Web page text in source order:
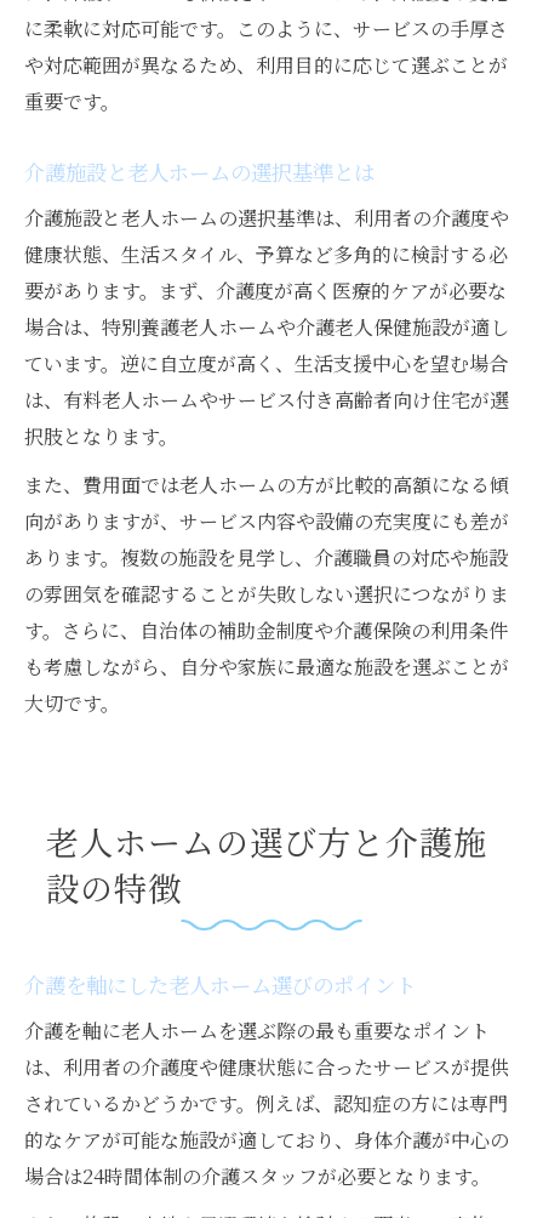
に柔軟に対応可能です。このように、サービスの手厚さ
や対応範囲が異なるため、利用目的に応じて選ぶことが
重要です。
介護施設と老人ホームの選択基準とは
介護施設と老人ホームの選択基準は、利用者の介護度や
健康状態、生活スタイル、予算など多角的に検討する必
要があります。まず、介護度が高く医療的ケアが必要な
場合は、特別養護老人ホームや介護老人保健施設が適し
ています。逆に自立度が高く、生活支援中心を望む場合
は、有料老人ホームやサービス付き高齢者向け住宅が選
択肢となります。
また、費用面では老人ホームの方が比較的高額になる傾
向がありますが、サービス内容や設備の充実度にも差が
あります。複数の施設を見学し、介護職員の対応や施設
の雰囲気を確認することが失敗しない選択につながりま
す。さらに、自治体の補助金制度や介護保険の利用条件
も考慮しながら、自分や家族に最適な施設を選ぶことが
大切です。
老人ホームの選び方と介護施
設の特徴
介護を軸にした老人ホーム選びのポイント
介護を軸に老人ホームを選ぶ際の最も重要なポイント
は、利用者の介護度や健康状態に合ったサービスが提供
されているかどうかです。例えば、認知症の方には専門
的なケアが可能な施設が適しており、身体介護が中心の
場合は24時間体制の介護スタッフが必要となります。